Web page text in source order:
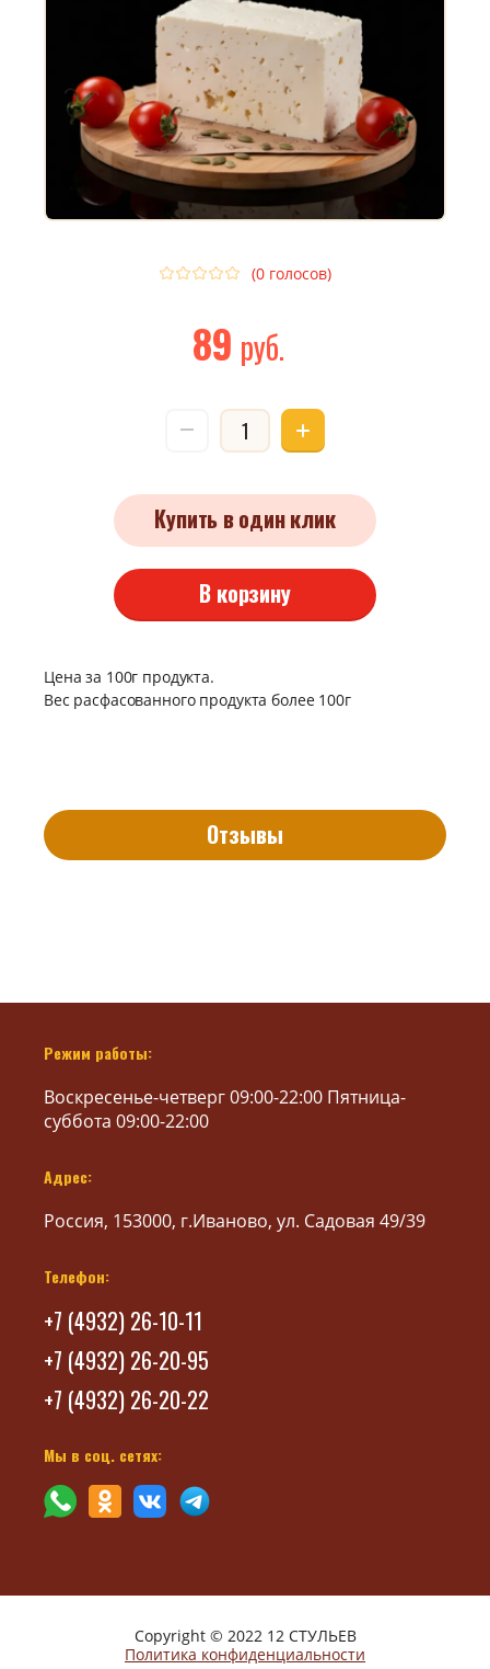
(0 голосов)
89 руб.
Купить в один клик
В корзину
Цена за 100г продукта.
Вес расфасованного продукта более 100г
Отзывы
Режим работы:
Воскресенье-четверг 09:00-22:00 Пятница-
суббота 09:00-22:00
Адрес:
Россия, 153000, г.Иваново, ул. Садовая 49/39
Телефон:
+7 (4932) 26-10-11
+7 (4932) 26-20-95
+7 (4932) 26-20-22
Мы в соц. сетях:
Copyright © 2022 12 СТУЛЬЕВ
Политика конфиденциальности